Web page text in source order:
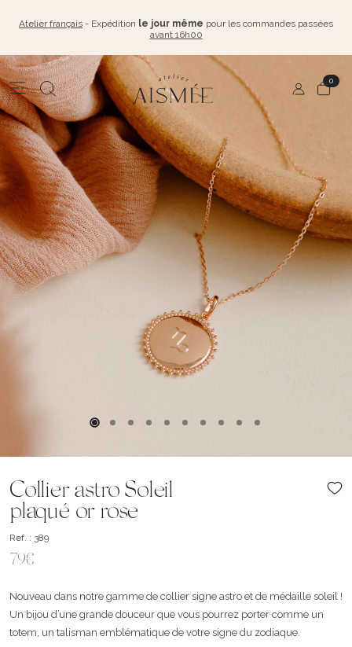
Atelier français - Expédition le jour même pour les commandes passées
avant 16h00
0
Collier astro Soleil
plaqué or rose
Ref. : 389
79€
Nouveau dans notre gamme de collier signe astro et de médaille soleil !
Un bijou d’une grande douceur que vous pourrez porter comme un
totem, un talisman emblématique de votre signe du zodiaque.